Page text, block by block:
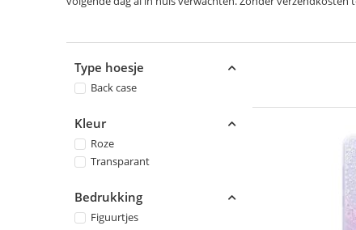
Type hoesje
Back case
Kleur
Roze
Transparant
Bedrukking
Figuurtjes